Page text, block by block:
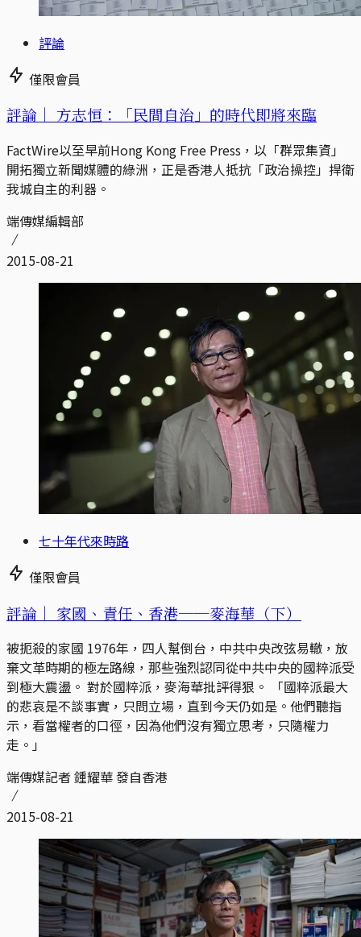
評論
僅限會員
評論｜ 方志恒：「民間自治」的時代即將來臨
FactWire以至早前Hong Kong Free Press，以「群眾集資」
開拓獨立新聞媒體的綠洲，正是香港人抵抗「政治操控」捍衛
我城自主的利器。
端傳媒編輯部
2015-08-21
七十年代來時路
僅限會員
評論｜ 家國、責任、香港──麥海華（下）
被扼殺的家國 1976年，四人幫倒台，中共中央改弦易轍，放
棄文革時期的極左路線，那些強烈認同從中共中央的國粹派受
到極大震盪。 對於國粹派，麥海華批評得狠。 「國粹派最大
的悲哀是不談事實，只問立場，直到今天仍如是。他們聽指
示，看當權者的口徑，因為他們沒有獨立思考，只隨權力
走。」
端傳媒記者 鍾耀華 發自香港
2015-08-21